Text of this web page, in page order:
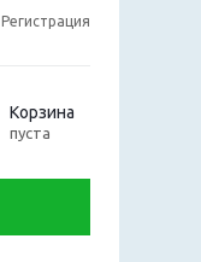
Регистрация
Корзина
пуста